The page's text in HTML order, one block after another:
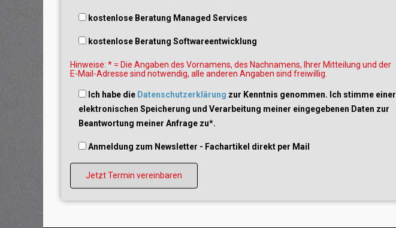
kostenlose Beratung Managed Services
kostenlose Beratung Softwareentwicklung
Hinweise: * = Die Angaben des Vornamens, des Nachnamens, Ihrer Mitteilung und der
E-Mail-Adresse sind notwendig, alle anderen Angaben sind freiwillig.
Ich habe die Datenschutzerklärung zur Kenntnis genommen. Ich stimme einer
elektronischen Speicherung und Verarbeitung meiner eingegebenen Daten zur
Beantwortung meiner Anfrage zu*.
Anmeldung zum Newsletter - Fachartikel direkt per Mail